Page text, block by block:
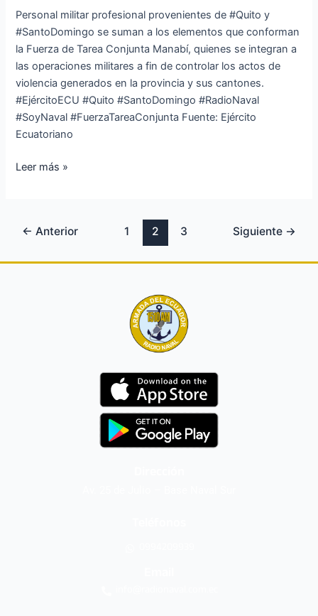
Personal militar profesional provenientes de #Quito y
#SantoDomingo se suman a los elementos que conforman
la Fuerza de Tarea Conjunta Manabí, quienes se integran a
las operaciones militares a fin de controlar los actos de
violencia generados en la provincia y sus cantones.
#EjércitoECU #Quito #SantoDomingo #RadioNaval
#SoyNaval #FuerzaTareaConjunta Fuente: Ejército
Ecuatoriano
Leer más »
← Anterior 1 2 3 Siguiente →